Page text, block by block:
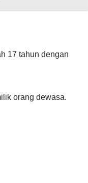
17 tahun dengan
orang dewasa.